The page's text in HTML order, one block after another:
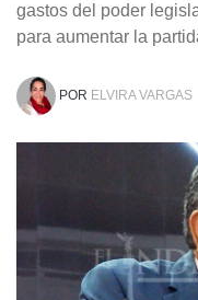
gastos del poder
para aumentar la
POR ELVIRA VARGAS